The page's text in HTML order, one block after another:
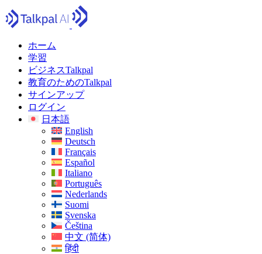
ホーム
学習
ビジネスTalkpal
教育のためのTalkpal
サインアップ
ログイン
日本語
English
Deutsch
Français
Español
Italiano
Português
Nederlands
Suomi
Svenska
Čeština
中文 (简体)
हिंदी